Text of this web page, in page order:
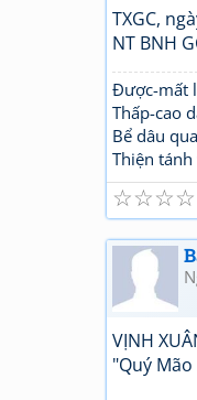
TXGC,
NT BNH
Được-mất
Thấp-cao
Bể dâu
Thiện
☆
☆
☆
☆
VỊNH
"Quý